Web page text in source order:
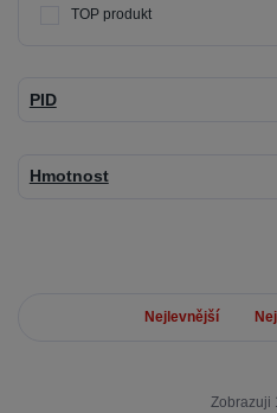
TOP produkt
PID
Hmotnost
Nejlevnější
Zobrazuji